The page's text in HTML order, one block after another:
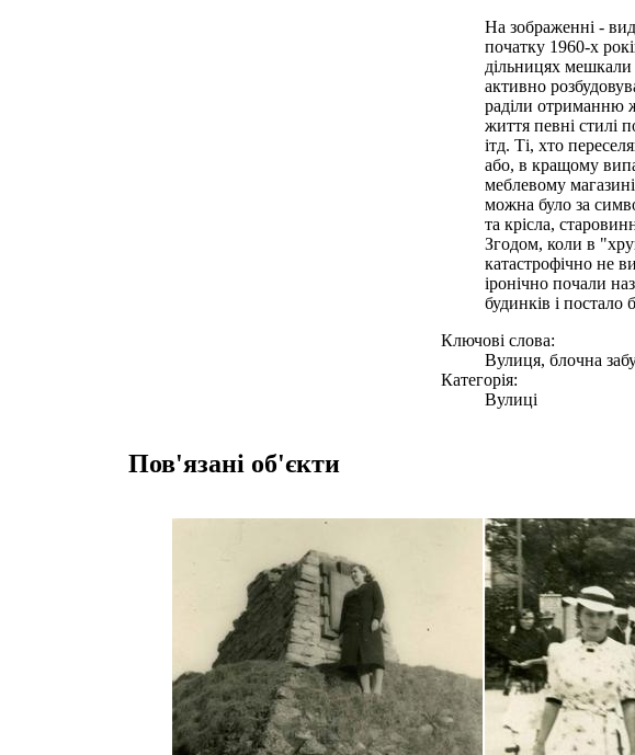
На зображенні -
початку 1960-х
дільницях
активно
раділи отриманню
життя певні стилі
ітд. Ті, хто
або, в кращому
меблевому
можна було за
та крісла,
Згодом, коли в
катастрофічно не
іронічно почали
будинків і
Ключові слова:
Вулиця, блочна
Категорія:
Вулиці
Пов'язані об'єкти